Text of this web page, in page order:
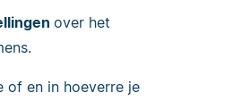
over het
of en in hoeverre je